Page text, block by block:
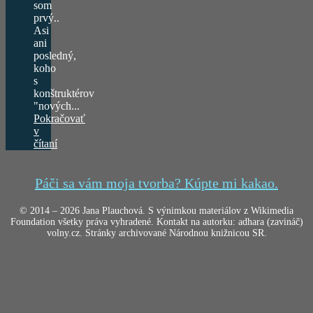
som
prvý..
Asi
ani
posledný,
koho
s
konštruktérov
"nových...
Pokračovať
v
čítaní
Páči sa vám moja tvorba? Kúpte mi kakao.
© 2014 – 2026 Jana Plauchová. S výnimkou materiálov z Wikimedia
Foundation všetky práva vyhradené. Kontakt na autorku: adhara (zavináč)
volny.cz. Stránky archivované Národnou knižnicou SR.